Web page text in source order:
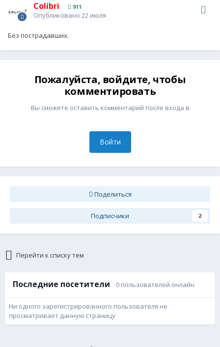
Colibri 911
Опубликовано 22 июля
Без пострадавших.
Пожалуйста, войдите, чтобы
комментировать
Вы сможете оставить комментарий после входа в
Войти
Поделиться
Подписчики 2
Перейти к списку тем
Последние посетители 0 пользователей онлайн
Ни одного зарегистрированного пользователя не
просматривает данную страницу